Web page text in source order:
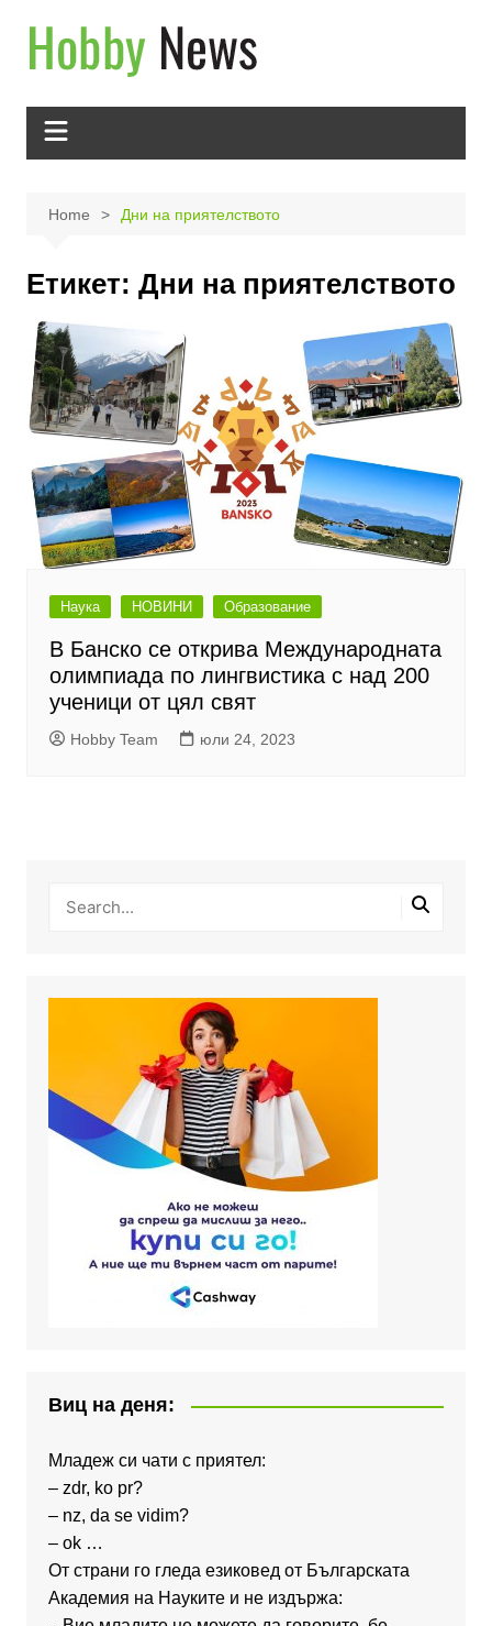
content
Home Дни на приятелството
Етикет: Дни на приятелството
Наука НОВИНИ Образование
В Банско се открива Международната
олимпиада по лингвистика с над 200
ученици от цял свят
Hobby Team юли 24, 2023
Виц на деня:
Младеж си чати с приятел:
– zdr, ko pr?
– nz, da se vidim?
– ok …
От страни го гледа езиковед от Българската
Академия на Науките и не издържа: